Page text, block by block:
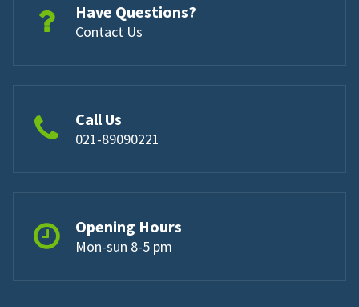
Have Questions?
Contact Us
Call Us
021-89090221
Opening Hours
Mon-sun 8-5 pm